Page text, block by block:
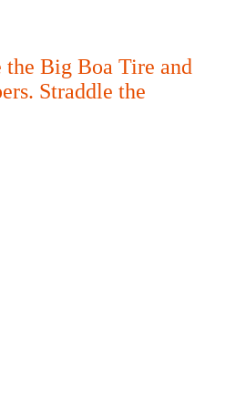
Big Boa Tire and
Straddle the